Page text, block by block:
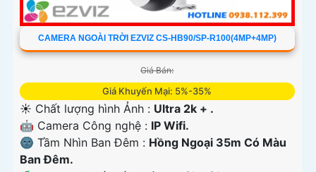
CAMERA NGOÀI TRỜI EZVIZ CS-HB90/SP-R100(4MP+4MP)
Giá Bán:
Giá Khuyến Mại: 5%-35%
☀️ Chất lượng hình Ảnh : Ultra 2k + .
🤖️ Camera Công nghệ : IP Wifi.
🌚 Tầm Nhìn Ban Đêm : Hồng Ngoại 35m Có Màu
Ban Ðêm.